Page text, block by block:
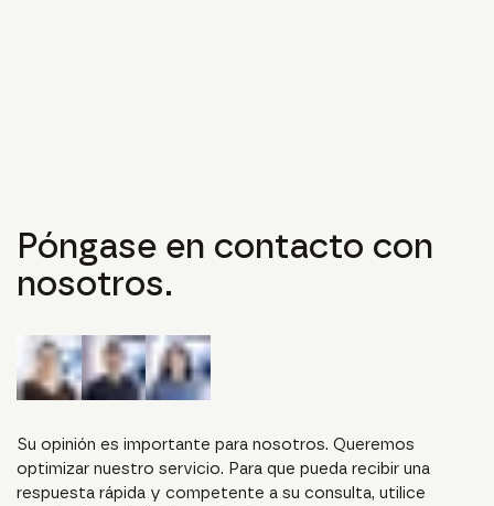
Póngase en contacto con
nosotros.
Su opinión es importante para nosotros. Queremos
optimizar nuestro servicio. Para que pueda recibir una
respuesta rápida y competente a su consulta, utilice